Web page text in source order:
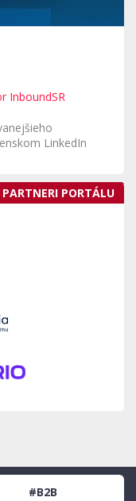
InboundSR
LinkedIn
PARTNERI PORTÁLU
#B2B